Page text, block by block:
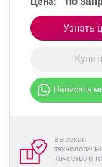
Узнать
Написать
Высокая
качество и